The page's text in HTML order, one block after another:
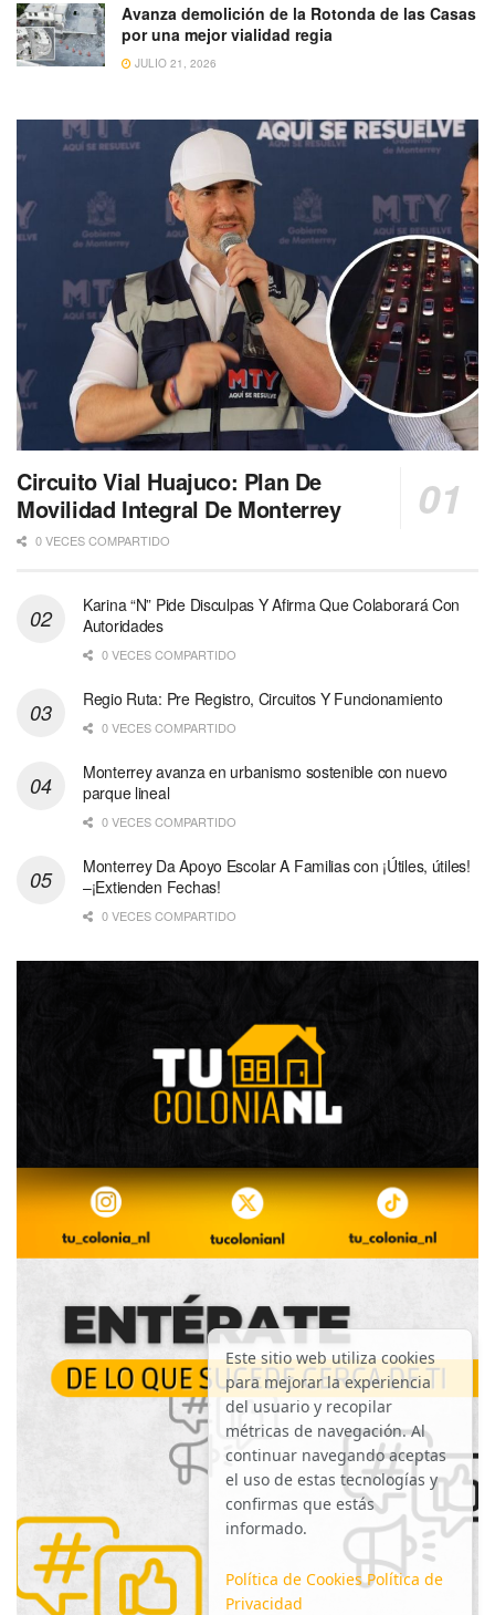
Avanza demolición de la Rotonda de las Casas
por una mejor vialidad regia
JULIO 21, 2026
Circuito Vial Huajuco: Plan De
Movilidad Integral De Monterrey
0 VECES COMPARTIDO
Karina “N” Pide Disculpas Y Afirma Que Colaborará Con
Autoridades
0 VECES COMPARTIDO
Regio Ruta: Pre Registro, Circuitos Y Funcionamiento
0 VECES COMPARTIDO
Monterrey avanza en urbanismo sostenible con nuevo
parque lineal
0 VECES COMPARTIDO
Monterrey Da Apoyo Escolar A Familias con ¡Útiles, útiles!
–¡Extienden Fechas!
0 VECES COMPARTIDO
Este sitio web utiliza cookies
para mejorar la experiencia
del usuario y recopilar
métricas de navegación. Al
continuar navegando aceptas
el uso de estas tecnologías y
confirmas que estás
informado.
Política de Cookies Política de
Privacidad